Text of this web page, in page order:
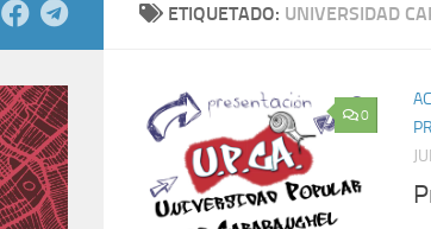
ETIQUETADO: UNIVERSIDAD
0